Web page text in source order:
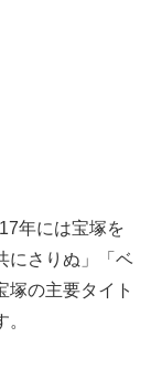
年には宝塚を
にさりぬ」「ベ
塚の主要タイト